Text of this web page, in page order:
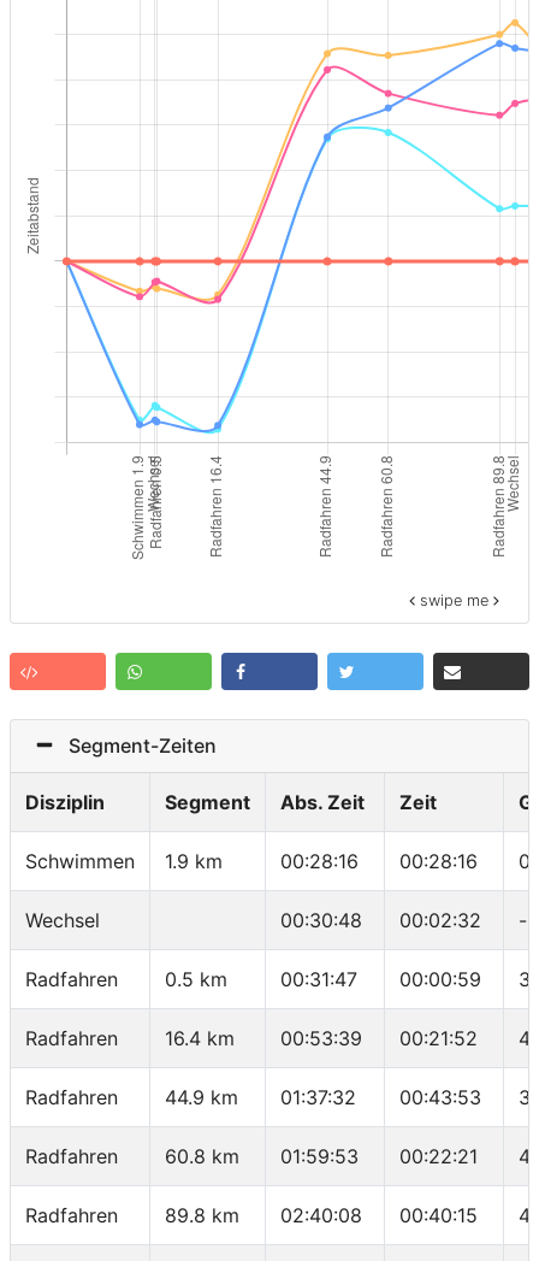
swipe me
Segment-Zeiten
Disziplin Segment Abs. Zeit Zeit
Schwimmen 1.9 km 00:28:16 00:28:16
Wechsel 00:30:48 00:02:32 -
Radfahren 0.5 km 00:31:47 00:00:59
Radfahren 16.4 km 00:53:39 00:21:52
Radfahren 44.9 km 01:37:32 00:43:53
Radfahren 60.8 km 01:59:53 00:22:21
Radfahren 89.8 km 02:40:08 00:40:15